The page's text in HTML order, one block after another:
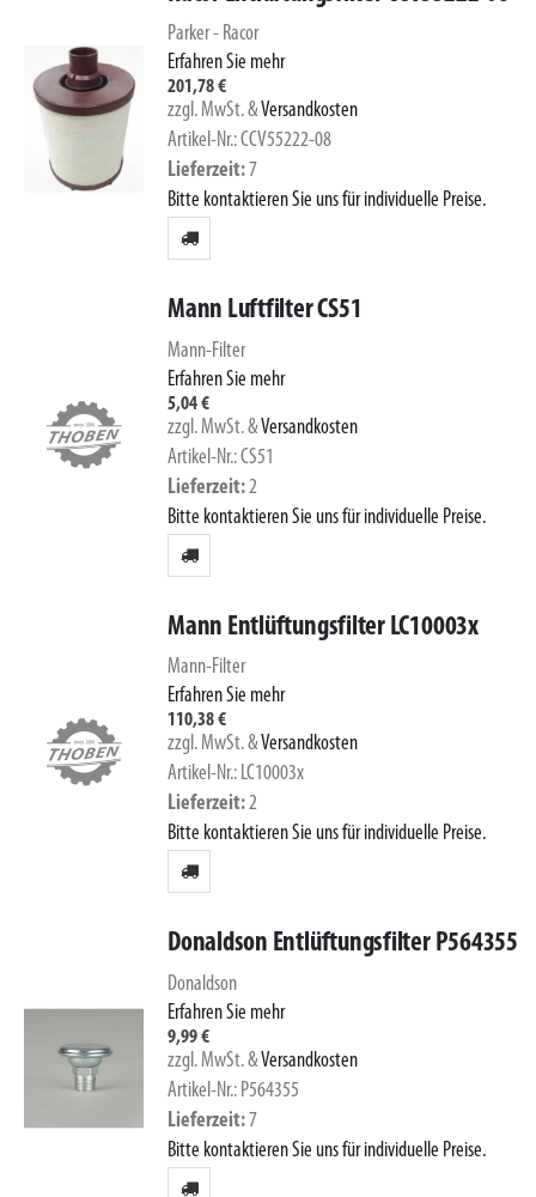
Parker - Racor
Erfahren Sie mehr
201,78 €
zzgl. MwSt.&Versandkosten
Artikel-Nr.: CCV55222-08
Lieferzeit 7
Bitte kontaktieren Sie uns für individuelle Preise.
Mann Luftfilter CS51
Mann-Filter
Erfahren Sie mehr
5,04 €
zzgl. MwSt.&Versandkosten
Artikel-Nr.: CS51
Lieferzeit 2
Bitte kontaktieren Sie uns für individuelle Preise.
Mann Entlüftungsfilter LC10003x
Mann-Filter
Erfahren Sie mehr
110,38 €
zzgl. MwSt.&Versandkosten
Artikel-Nr.: LC10003x
Lieferzeit 2
Bitte kontaktieren Sie uns für individuelle Preise.
Donaldson Entlüftungsfilter P564355
Donaldson
Erfahren Sie mehr
9,99 €
zzgl. MwSt.&Versandkosten
Artikel-Nr.: P564355
Lieferzeit 7
Bitte kontaktieren Sie uns für individuelle Preise.